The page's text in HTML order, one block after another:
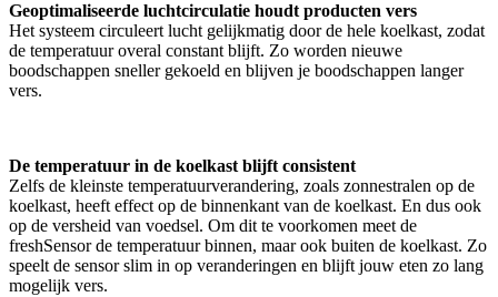
Geoptimaliseerde luchtcirculatie houdt producten vers
Het systeem circuleert lucht gelijkmatig door de hele koelkast, zodat
de temperatuur overal constant blijft. Zo worden nieuwe
boodschappen sneller gekoeld en blijven je boodschappen langer
vers.
De temperatuur in de koelkast blijft consistent
Zelfs de kleinste temperatuurverandering, zoals zonnestralen op de
koelkast, heeft effect op de binnenkant van de koelkast. En dus ook
op de versheid van voedsel. Om dit te voorkomen meet de
freshSensor de temperatuur binnen, maar ook buiten de koelkast. Zo
speelt de sensor slim in op veranderingen en blijft jouw eten zo lang
mogelijk vers.